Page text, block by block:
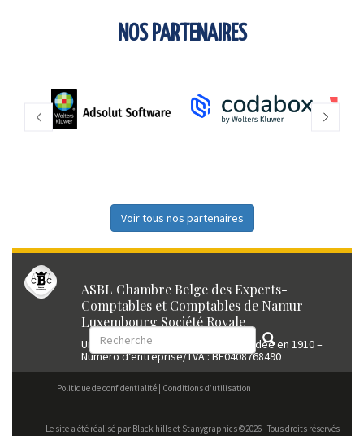
NOS PARTENAIRES
Voir tous nos partenaires
ASBL Chambre Belge des Experts-
Comptables et Comptables de Namur-
Luxembourg Société Royale
Union professionnelle reconnue fondée en 1910 –
Numéro d’entreprise/TVA : BE0408768490
Politique de confidentialité Conditions d’utilisation
Le site a été réalisé par Black hillset Stanygraphics ©2026 - Tous droits réservés